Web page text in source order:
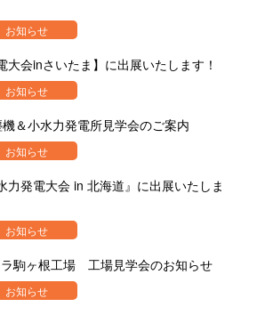
お知らせ
大会inさいたま】に出展いたします！
お知らせ
機＆小水力発電所見学会のご案内
お知らせ
力発電大会 in 北海道』に出展いたしま
お知らせ
ラ駒ヶ根工場 工場見学会のお知らせ
お知らせ